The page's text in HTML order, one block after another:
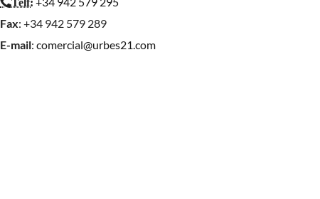
Fax: +34 942 579 289
E-mail:comercial@urbes21.com